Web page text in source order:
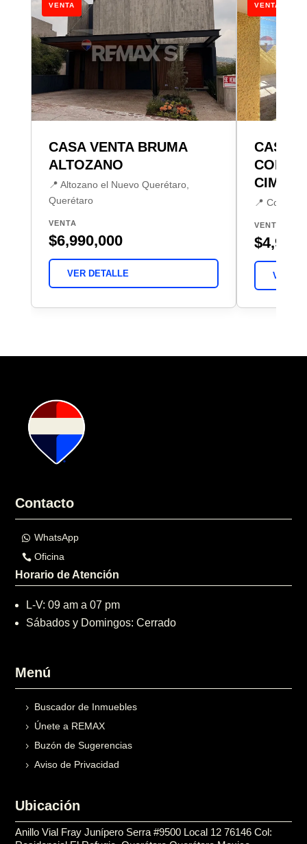
VENTA
CASA VENTA BRUMA
ALTOZANO
📍 Altozano el Nuevo Querétaro,
Querétaro
VENTA
$6,990,000
VER DETALLE
VENTA
CASA
📍 Colinas
VENTA
VER
Contacto
WhatsApp
Oficina
Horario de Atención
L-V: 09 am a 07 pm
Sábados y Domingos: Cerrado
Menú
Buscador de Inmuebles
Únete a REMAX
Buzón de Sugerencias
Aviso de Privacidad
Ubicación
Anillo Vial Fray Junípero Serra #9500 Local 12 76146 Col: